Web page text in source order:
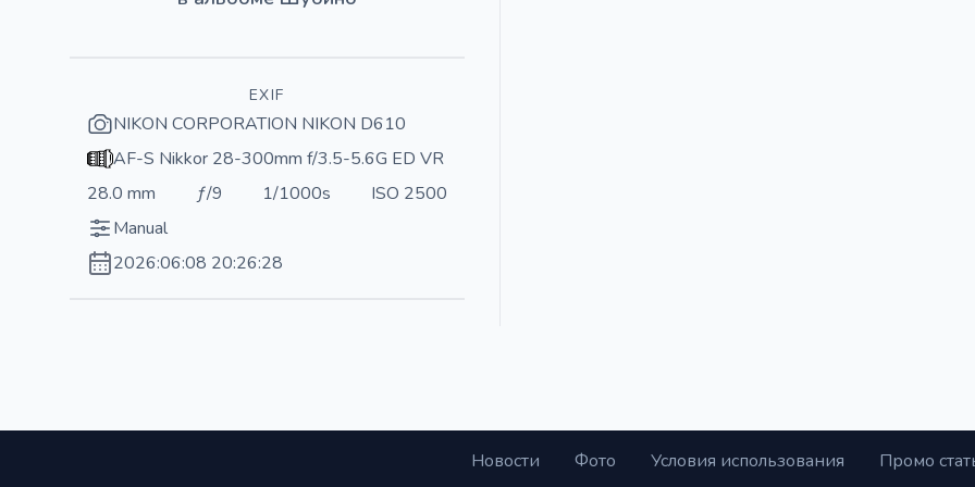
EXIF
NIKON CORPORATION NIKON D610
AF-S Nikkor 28-300mm f/3.5-5.6G ED VR
28.0 mm
ƒ/9 1/1000s
ISO 2500
Manual
2026:06:08 20:26:28
Новости Фото Условия использования Промо